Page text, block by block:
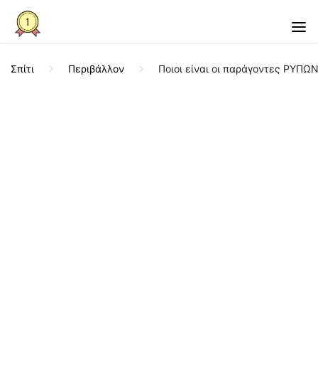
Σπίτι Περιβάλλον Ποιοι είναι οι παράγοντες